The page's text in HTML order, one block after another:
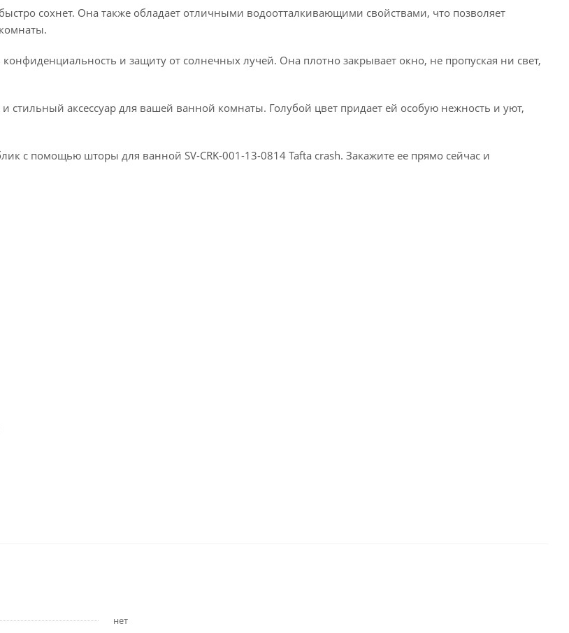
сохнет. Она также обладает отличными водоотталкивающими свойствами, что позволяет
и защиту от солнечных лучей. Она плотно закрывает окно, не пропуская ни свет,
стильный аксессуар для вашей ванной комнаты. Голубой цвет придает ей особую нежность и уют,
с помощью шторы для ванной SV-CRK-001-13-0814 Tafta crash. Закажите ее прямо сейчас и
нет